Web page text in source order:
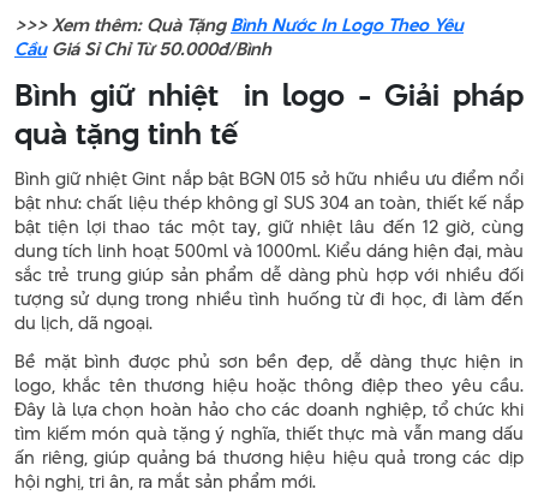
>>> Xem thêm: Quà TặngBình Nước In Logo Theo Yêu
CầuGiá Sỉ Chỉ Từ 50.000đ/Bình
Bình giữ nhiệt in logo - Giải pháp
quà tặng tinh tế
Bình giữ nhiệt Gint nắp bật BGN 015 sở hữu nhiều ưu điểm nổi
bật như: chất liệu thép không gỉ SUS 304 an toàn, thiết kế nắp
bật tiện lợi thao tác một tay, giữ nhiệt lâu đến 12 giờ, cùng
dung tích linh hoạt 500ml và 1000ml. Kiểu dáng hiện đại, màu
sắc trẻ trung giúp sản phẩm dễ dàng phù hợp với nhiều đối
tượng sử dụng trong nhiều tình huống từ đi học, đi làm đến
du lịch, dã ngoại.
Bề mặt bình được phủ sơn bền đẹp, dễ dàng thực hiện in
logo, khắc tên thương hiệu hoặc thông điệp theo yêu cầu.
Đây là lựa chọn hoàn hảo cho các doanh nghiệp, tổ chức khi
tìm kiếm món quà tặng ý nghĩa, thiết thực mà vẫn mang dấu
ấn riêng, giúp quảng bá thương hiệu hiệu quả trong các dịp
hội nghị, tri ân, ra mắt sản phẩm mới.